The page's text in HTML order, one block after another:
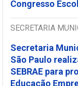
Congresso
SECRETARIA
Secretaria
São Paulo
SEBRAE para
Educação